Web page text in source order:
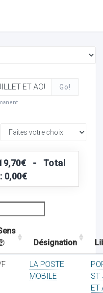
Go!
- Total
0,00€
Désignation
LA POSTE
MOBILE
ST
ET